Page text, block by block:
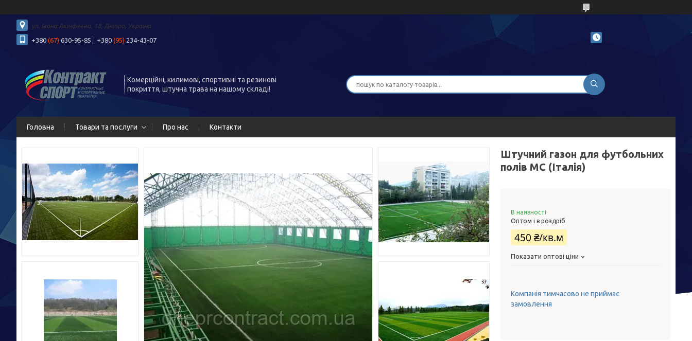
ул. Івана Акінфеєва, 18, Дніпро, Україна
+380 (67) 630-95-85 +380 (95) 234-43-07
Комерційні, килимові, спортивні та резинові
покриття, штучна трава на нашому складі!
Головна Товари та послуги Про нас Контакти
Штучний газон для футбольних
полів MC (Італія)
В наявності
Оптом і в роздріб
450 ₴/кв.м
Показати оптові ціни
Компанія тимчасово не приймає
замовлення